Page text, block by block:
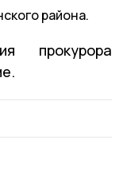
района.
прокурора